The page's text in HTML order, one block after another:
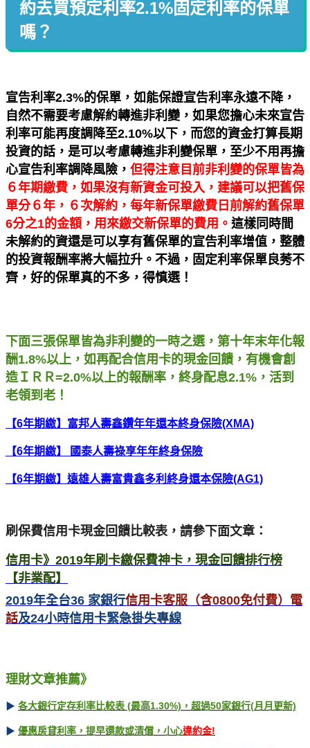
約去買預定利率2.1%固定利率的保單
嗎？
宣告利率2.3%的保單，如能保證宣告利率永遠不降，
自然不需要考慮解約轉進非利變，如果您擔心未來宣告
利率可能再度調降至2.10%以下，而您的資金打算長期
投資的話，是可以考慮轉進非利變保單，至少不用再擔
心宣告利率調降風險， 但得注意目前非利變的保單皆為
６年期繳費，如果沒有新資金可投入，建議可以把舊保
單分６年，６次解約，每年新保單繳費日前解約舊保單
6分之1的金額，用來繳交新保單的費用。 這樣同時間
未解約的資還是可以享有舊保單的宣告利率增值，整體
的投資報酬率將大幅拉升。不過，固定利率保單良莠不
齊，好的保單真的不多，得慎選！
下面三張保單皆為非利變的一時之選，第十年末年化報
酬1.8%以上，如再配合信用卡的現金回饋，有機會創
造ＩＲＲ=2.0%以上的報酬率，終身配息2.1%，活到
老領到老！
【6年期繳】富邦人壽鑫鑽年年還本終身保險(XMA)
【6年期繳】 國泰人壽祿享年年終身保險
【6年期繳】遠雄人壽富貴鑫多利終身還本保險(AG1)
刷保費信用卡現金回饋比較表，請參下面文章：
信用卡》2019年刷卡繳保費神卡，現金回饋排行榜
【非業配】
2019年全台36 家銀行信用卡客服（含0800免付費）電
話及24小時信用卡緊急掛失專線
理財文章推薦》
▶ 各大銀行定存利率比較表 (最高1.30%) ，超過50家銀行(月月更新)
▶ 優惠房貸利率，提早還款或清償，小心違約金!